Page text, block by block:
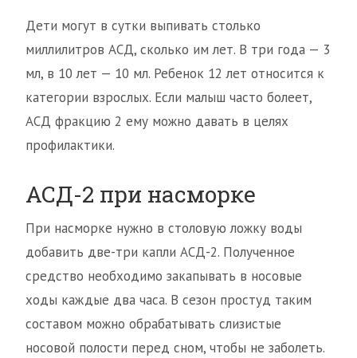
Дети могут в сутки выпивать столько
миллилитров АСД, сколько им лет. В три года — 3
мл, в 10 лет — 10 мл. Ребенок 12 лет относится к
категории взрослых. Если малыш часто болеет,
АСД фракцию 2 ему можно давать в целях
профилактики.
АСД-2 при насморке
При насморке нужно в столовую ложку воды
добавить две-три капли АСД-2. Полученное
средство необходимо закапывать в носовые
ходы каждые два часа. В сезон простуд таким
составом можно обрабатывать слизистые
носовой полости перед сном, чтобы не заболеть.